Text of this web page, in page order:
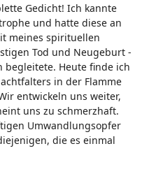
Gedicht! Ich kannte
und hatte diese an
meines spirituellen
Tod und Neugeburt -
begleitete. Heute finde ich
in der Flamme
entwickeln uns weiter,
uns zu schmerzhaft.
Umwandlungsopfer
die es einmal